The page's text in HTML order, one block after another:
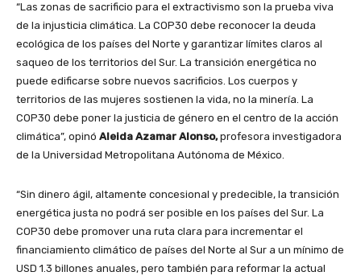
“Las zonas de sacrificio para el extractivismo son la prueba viva
de la injusticia climática. La COP30 debe reconocer la deuda
ecológica de los países del Norte y garantizar límites claros al
saqueo de los territorios del Sur. La transición energética no
puede edificarse sobre nuevos sacrificios. Los cuerpos y
territorios de las mujeres sostienen la vida, no la minería. La
COP30 debe poner la justicia de género en el centro de la acción
climática”, opinó Aleida Azamar Alonso,profesora investigadora
de la Universidad Metropolitana Autónoma de México.
“Sin dinero ágil, altamente concesional y predecible, la transición
energética justa no podrá ser posible en los países del Sur. La
COP30 debe promover una ruta clara para incrementar el
financiamiento climático de países del Norte al Sur a un mínimo de
USD 1.3 billones anuales, pero también para reformar la actual